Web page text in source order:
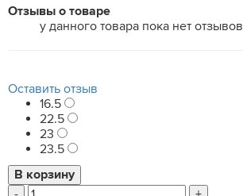
Отзывы о товаре
у данного товара пока нет отзывов
Оставить отзыв
16.5
22.5
23
23.5